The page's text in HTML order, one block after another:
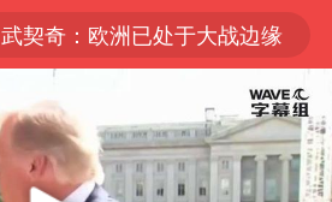
武契奇：欧洲已处于大战边缘
新能源汽车产业链提速
中国一重原副总经理陆文俊获刑15年
“白海豚”拐了个弯 走出罕见路线